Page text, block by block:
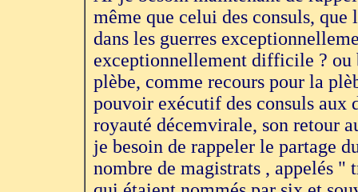
même que celui des consuls,
dans les guerres
exceptionnellement difficile ? ou
plèbe, comme recours pour la
pouvoir exécutif des consuls aux
royauté décemvirale, son retour
je besoin de rappeler le partage
nombre de magistrats , appelés "